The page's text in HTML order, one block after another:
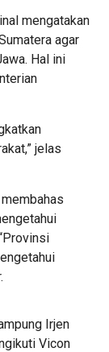
mengatakan
agar
Hal ini
jelas
Irjen
Vicon